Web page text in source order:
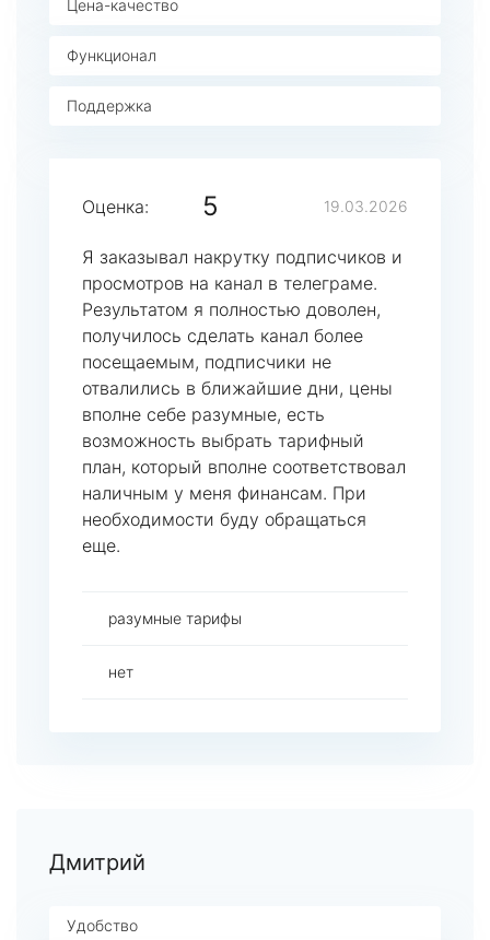
Цена-качество
Функционал
Поддержка
Оценка: 5 19.03.2026
Я заказывал накрутку подписчиков и
просмотров на канал в телеграме.
Результатом я полностью доволен,
получилось сделать канал более
посещаемым, подписчики не
отвалились в ближайшие дни, цены
вполне себе разумные, есть
возможность выбрать тарифный
план, который вполне соответствовал
наличным у меня финансам. При
необходимости буду обращаться
еще.
разумные тарифы
нет
Дмитрий
Удобство